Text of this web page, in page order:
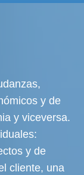
y de
y viceversa.
y de
cliente, una